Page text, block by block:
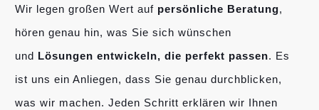
Wir legen großen Wert auf persönliche Beratung,
hören genau hin, was Sie sich wünschen
und Lösungen entwickeln, die perfekt passen. Es
ist uns ein Anliegen, dass Sie genau durchblicken,
was wir machen. Jeden Schritt erklären wir Ihnen